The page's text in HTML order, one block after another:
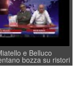
e Belluco
bozza su ristori
e Veneto Banca